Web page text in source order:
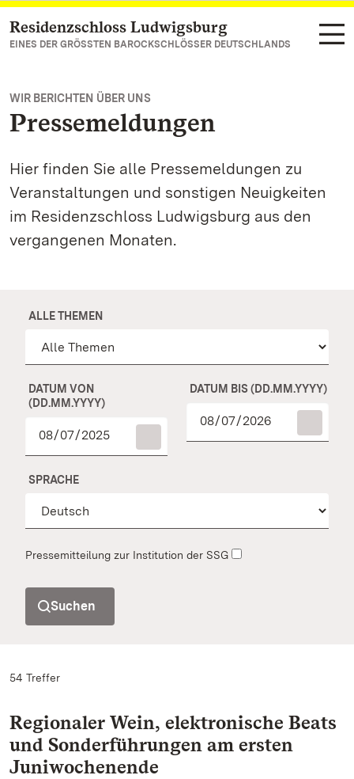
Zum Hauptinhalt springen
Residenzschloss Ludwigsburg
EINES DER GRÖSSTEN BAROCKSCHLÖSSER DEUTSCHLANDS
WIR BERICHTEN ÜBER UNS
Pressemeldungen
Hier finden Sie alle Pressemeldungen zu
Veranstaltungen und sonstigen Neuigkeiten
im Residenzschloss Ludwigsburg aus den
vergangenen Monaten.
ALLE THEMEN
DATUM VON
(DD.MM.YYYY)
DATUM BIS (DD.MM.YYYY)
SPRACHE
Pressemitteilung zur Institution der SSG
Suchen
54 Treffer
Regionaler Wein, elektronische Beats
und Sonderführungen am ersten
Juniwochenende